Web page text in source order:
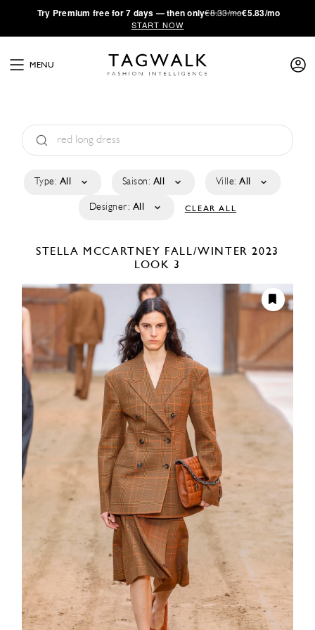
·Try Premium free for 7 days — then only€8.33/mo€5.83/mo
START NOW
MENU
Type: All Saison: All Ville: All
Designer: All CLEAR ALL
STELLA MCCARTNEY
FALL/WINTER 2023
LOOK 3